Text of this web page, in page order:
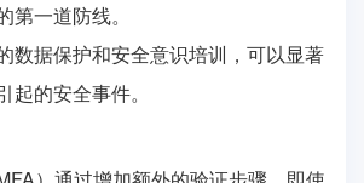
第一道防线。
数据保护和安全意识培训，可以显著
的安全事件。